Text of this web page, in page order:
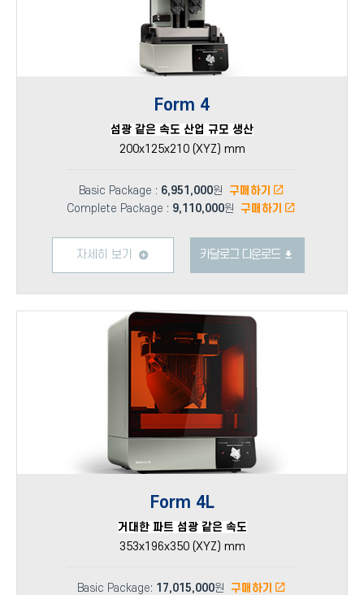
Form 4
섬광 같은 속도 산업 규모 생산
200x125x210 (XYZ) mm
Basic Package : 6,951,000원 구매하기
Complete Package : 9,110,000원 구매하기
자세히 보기 카달로그 다운로드
Form 4L
거대한 파트 섬광 같은 속도
353x196x350 (XYZ) mm
Basic Package: 17,015,000원 구매하기